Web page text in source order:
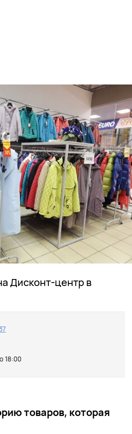
Дисконт-центр в
18:00
товаров, которая